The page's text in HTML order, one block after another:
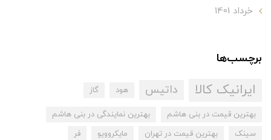
خرداد 1401
برچسب‌ها
ایرانیک کالا داتیس هود گاز
بهترین قیمت در بنی هاشم
بهترین نمایندگی در بنی هاشم
سینک
بهترین قیمت در تهران مایکروویو فر